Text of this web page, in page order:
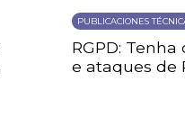
PUBLICACIONES
RGPD:
e ataques de